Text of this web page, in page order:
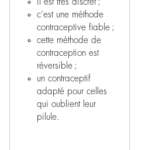
c’est une méthode
contraceptive fiable ;
cette méthode de
contraception est
réversible ;
un contraceptif
adapté pour celles
qui oublient leur
pilule.